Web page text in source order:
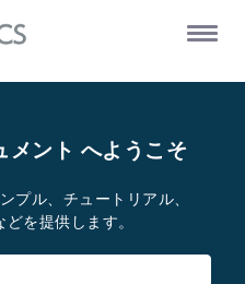
ント へようこそ
プル、チュートリアル、
を提供します。